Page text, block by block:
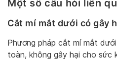
Một số câu hỏi liên
Cắt mí mắt dưới có gây
Phương pháp cắt mí mắt
toàn, không gây hại cho sức